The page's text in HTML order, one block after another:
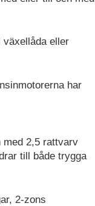
växellåda eller
har
med 2,5 rattvarv
till både trygga
2-zons